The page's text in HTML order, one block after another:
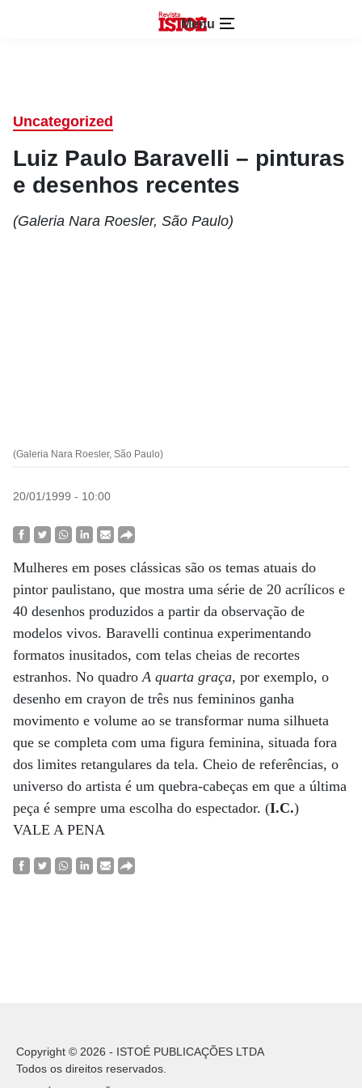
Menu
Uncategorized
Luiz Paulo Baravelli – pinturas
e desenhos recentes
(Galeria Nara Roesler, São Paulo)
(Galeria Nara Roesler, São Paulo)
20/01/1999 - 10:00
Mulheres em poses clássicas são os temas atuais do
pintor paulistano, que mostra uma série de 20 acrílicos e
40 desenhos produzidos a partir da observação de
modelos vivos. Baravelli continua experimentando
formatos inusitados, com telas cheias de recortes
estranhos. No quadro A quarta graça, por exemplo, o
desenho em crayon de três nus femininos ganha
movimento e volume ao se transformar numa silhueta
que se completa com uma figura feminina, situada fora
dos limites retangulares da tela. Cheio de referências, o
universo do artista é um quebra-cabeças em que a última
peça é sempre uma escolha do espectador. (I.C.)
VALE A PENA
Copyright © 2026 - ISTOÉ PUBLICAÇÕES LTDA
Todos os direitos reservados.